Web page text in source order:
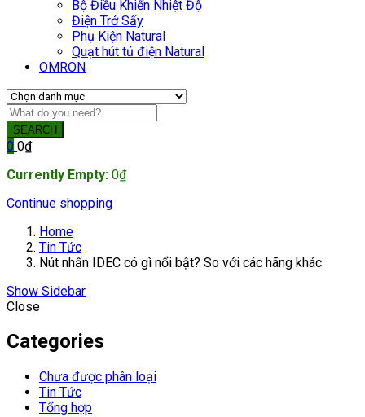
Bộ Điều Khiển Nhiệt Độ
Điện Trở Sấy
Phụ Kiện Natural
Quạt hút tủ điện Natural
OMRON
SEARCH
0 0₫
Currently Empty: 0₫
Continue shopping
Home
Tin Tức
Nút nhấn IDEC có gì nổi bật? So với các hãng khác
Show Sidebar
Close
Categories
Chưa được phân loại
Tin Tức
Tổng hợp